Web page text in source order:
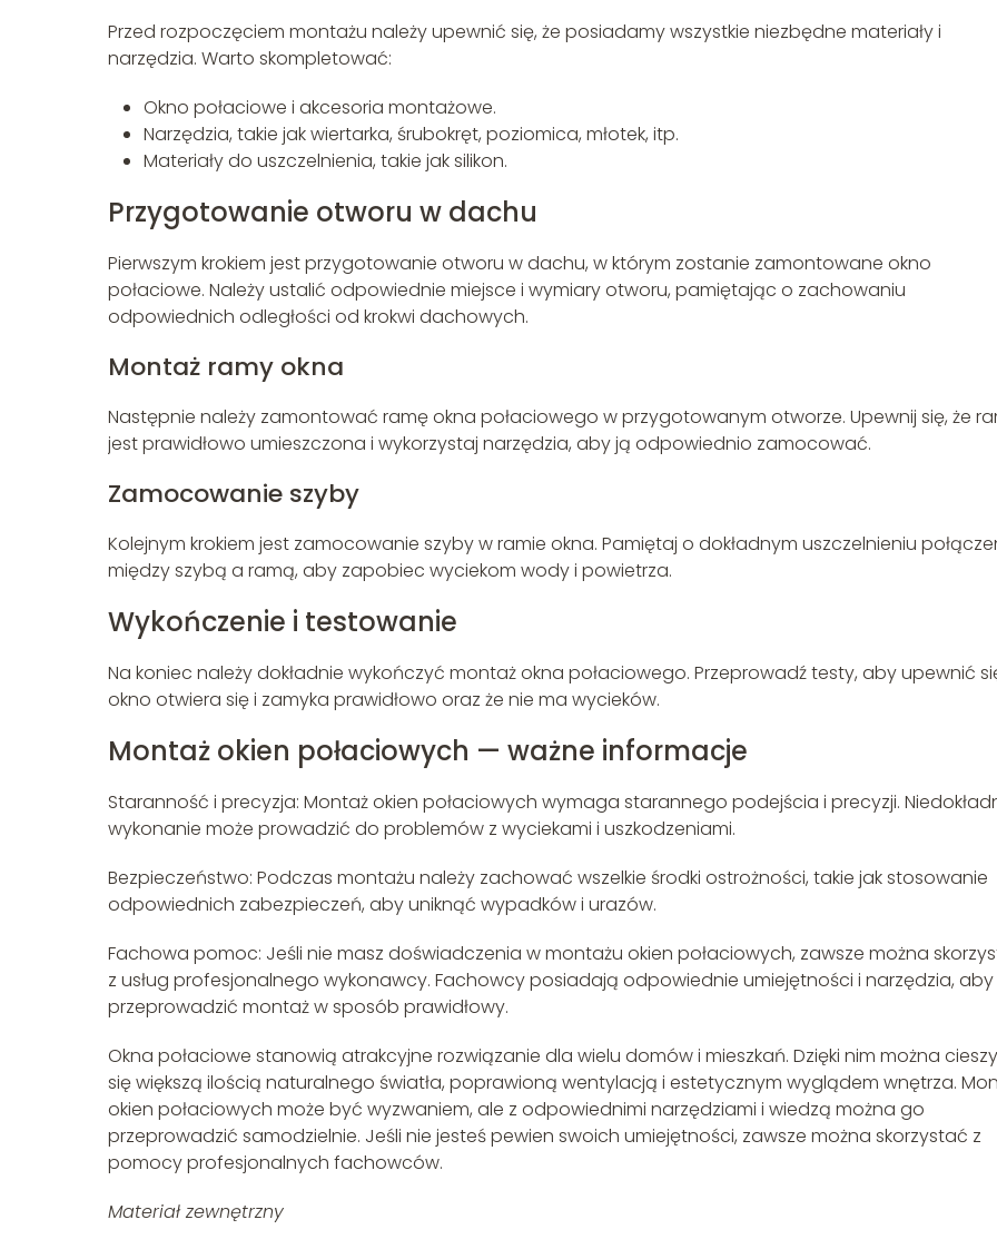
Przed rozpoczęciem montażu należy upewnić się, że posiadamy wszystkie niezbędne materiały i
narzędzia. Warto skompletować:
Okno połaciowe i akcesoria montażowe.
Narzędzia, takie jak wiertarka, śrubokręt, poziomica, młotek, itp.
Materiały do uszczelnienia, takie jak silikon.
Przygotowanie otworu w dachu
Pierwszym krokiem jest przygotowanie otworu w dachu, w którym zostanie zamontowane okno
połaciowe. Należy ustalić odpowiednie miejsce i wymiary otworu, pamiętając o zachowaniu
odpowiednich odległości od krokwi dachowych.
Montaż ramy okna
Następnie należy zamontować ramę okna połaciowego w przygotowanym otworze. Upewnij się, że
jest prawidłowo umieszczona i wykorzystaj narzędzia, aby ją odpowiednio zamocować.
Zamocowanie szyby
Kolejnym krokiem jest zamocowanie szyby w ramie okna. Pamiętaj o dokładnym uszczelnieniu
między szybą a ramą, aby zapobiec wyciekom wody i powietrza.
Wykończenie i testowanie
Na koniec należy dokładnie wykończyć montaż okna połaciowego. Przeprowadź testy, aby upewnić
okno otwiera się i zamyka prawidłowo oraz że nie ma wycieków.
Montaż okien połaciowych — ważne informacje
Staranność i precyzja: Montaż okien połaciowych wymaga starannego podejścia i precyzji.
wykonanie może prowadzić do problemów z wyciekami i uszkodzeniami.
Bezpieczeństwo: Podczas montażu należy zachować wszelkie środki ostrożności, takie jak stosowanie
odpowiednich zabezpieczeń, aby uniknąć wypadków i urazów.
Fachowa pomoc: Jeśli nie masz doświadczenia w montażu okien połaciowych, zawsze można
z usług profesjonalnego wykonawcy. Fachowcy posiadają odpowiednie umiejętności i narzędzia, aby
przeprowadzić montaż w sposób prawidłowy.
Okna połaciowe stanowią atrakcyjne rozwiązanie dla wielu domów i mieszkań. Dzięki nim można
się większą ilością naturalnego światła, poprawioną wentylacją i estetycznym wyglądem wnętrza.
okien połaciowych może być wyzwaniem, ale z odpowiednimi narzędziami i wiedzą można go
przeprowadzić samodzielnie. Jeśli nie jesteś pewien swoich umiejętności, zawsze można skorzystać z
pomocy profesjonalnych fachowców.
Materiał zewnętrzny